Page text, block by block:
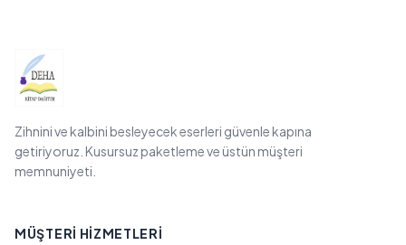
Zihnini ve kalbini besleyecek eserleri güvenle kapına
getiriyoruz. Kusursuz paketleme ve üstün müşteri
memnuniyeti.
MÜŞTERI HIZMETLERI